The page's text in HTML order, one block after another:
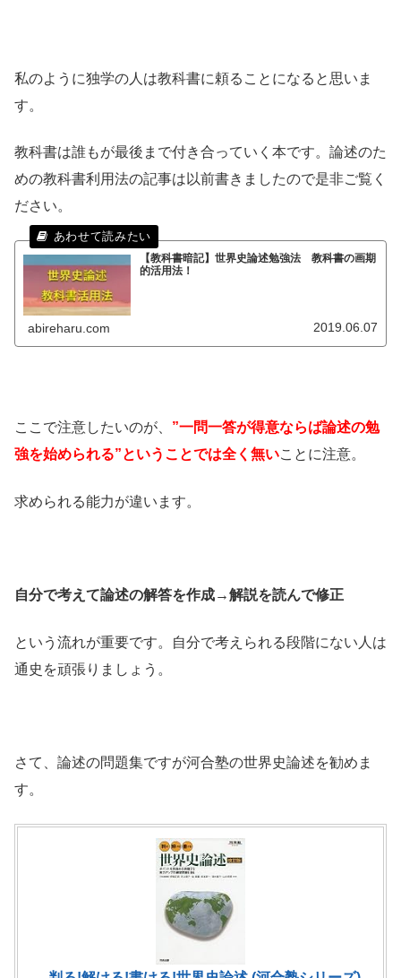
私のように独学の人は教科書に頼ることになると思いま
す。
教科書は誰もが最後まで付き合っていく本です。論述のた
めの教科書利用法の記事は以前書きましたので是非ご覧く
ださい。
【教科書暗記】世界史論述勉強法 教科書の画期
的活用法！
abireharu.com 2019.06.07
ここで注意したいのが、 ”一問一答が得意ならば論述の勉
強を始められる”ということでは全く無いことに注意。
求められる能力が違います。
自分で考えて論述の解答を作成→解説を読んで修正
という流れが重要です。自分で考えられる段階にない人は
通史を頑張りましょう。
さて、論述の問題集ですが河合塾の世界史論述を勧めま
す。